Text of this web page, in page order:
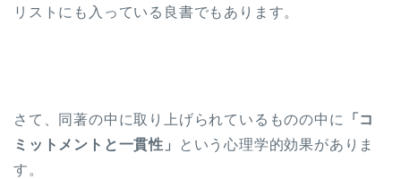
リストにも入っている良書でもあります。
さて、同著の中に取り上げられているものの中に
「コ
ミットメントと一貫性」
という心理学的効果がありま
す。